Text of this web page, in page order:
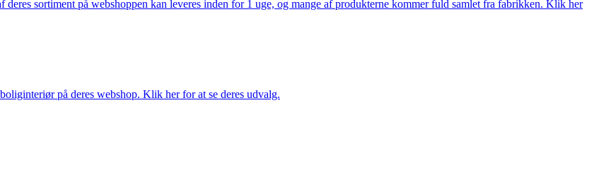
sortiment på webshoppen kan leveres inden for 1 uge, og mange af produkterne kommer fuld samlet fra fabrikken. Klik her
på deres webshop. Klik her for at se deres udvalg.